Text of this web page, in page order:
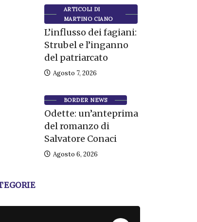
ARTICOLI DI
MARTINO CIANO
L’influsso dei fagiani:
Strubel e l’inganno
del patriarcato
Agosto 7, 2026
BORDER NEWS
Odette: un’anteprima
del romanzo di
Salvatore Conaci
Agosto 6, 2026